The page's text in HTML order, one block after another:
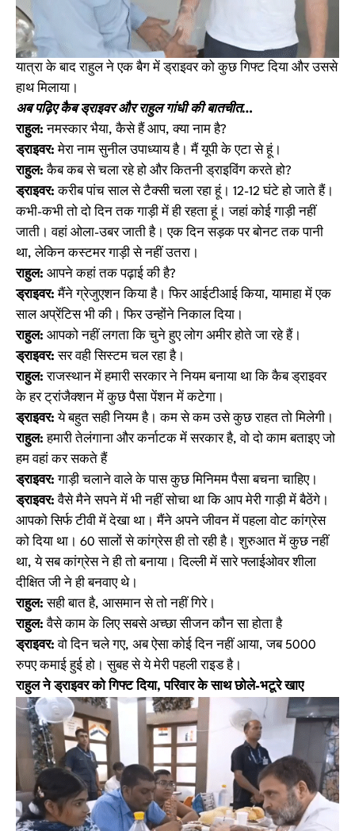
यात्रा के बाद राहुल ने एक बैग में ड्राइवर को कुछ गिफ्ट दिया और उससे
हाथ मिलाया।
अब पढ़िए कैब ड्राइवर और राहुल गांधी की बातचीत…
राहुल: नमस्कार भैया, कैसे हैं आप, क्या नाम है?
ड्राइवर:मेरा नाम सुनील उपाध्याय है। मैं यूपी के एटा से हूं।
राहुल: कैब कब से चला रहे हो और कितनी ड्राइविंग करते हो?
ड्राइवर: करीब पांच साल से टैक्सी चला रहा हूं। 12-12 घंटे हो जाते हैं।
कभी-कभी तो दो दिन तक गाड़ी में ही रहता हूं। जहां कोई गाड़ी नहीं
जाती। वहां ओला-उबर जाती है। एक दिन सड़क पर बोनट तक पानी
था, लेकिन कस्टमर गाड़ी से नहीं उतरा।
राहुल: आपने कहां तक पढ़ाई की है?
ड्राइवर: मैंने ग्रेजुएशन किया है। फिर आईटीआई किया, यामाहा में एक
साल अप्रेंटिस भी की। फिर उन्होंने निकाल दिया।
राहुल: आपको नहीं लगता कि चुने हुए लोग अमीर होते जा रहे हैं।
ड्राइवर:सर वही सिस्टम चल रहा है।
राहुल: राजस्थान में हमारी सरकार ने नियम बनाया था कि कैब ड्राइवर
के हर ट्रांजैक्शन में कुछ पैसा पेंशन में कटेगा।
ड्राइवर:ये बहुत सही नियम है। कम से कम उसे कुछ राहत तो मिलेगी।
राहुल:हमारी तेलंगाना और कर्नाटक में सरकार है, वो दो काम बताइए जो
हम वहां कर सकते हैं
ड्राइवर: गाड़ी चलाने वाले के पास कुछ मिनिमम पैसा बचना चाहिए।
ड्राइवर:वैसे मैने सपने में भी नहीं सोचा था कि आप मेरी गाड़ी में बैठेंगे।
आपको सिर्फ टीवी में देखा था। मैंने अपने जीवन में पहला वोट कांग्रेस
को दिया था। 60 सालों से कांग्रेस ही तो रही है। शुरुआत में कुछ नहीं
था, ये सब कांग्रेस ने ही तो बनाया। दिल्ली में सारे फ्लाईओवर शीला
दीक्षित जी ने ही बनवाए थे।
राहुल:सही बात है, आसमान से तो नहीं गिरे।
राहुल:वैसे काम के लिए सबसे अच्छा सीजन कौन सा होता है
ड्राइवर:वो दिन चले गए, अब ऐसा कोई दिन नहीं आया, जब 5000
रुपए कमाई हुई हो। सुबह से ये मेरी पहली राइड है।
राहुल ने ड्राइवर को गिफ्ट दिया, परिवार के साथ छोले-भटूरे खाए